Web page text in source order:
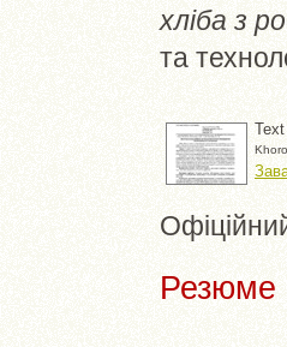
хліба з
та
Text
Резюме